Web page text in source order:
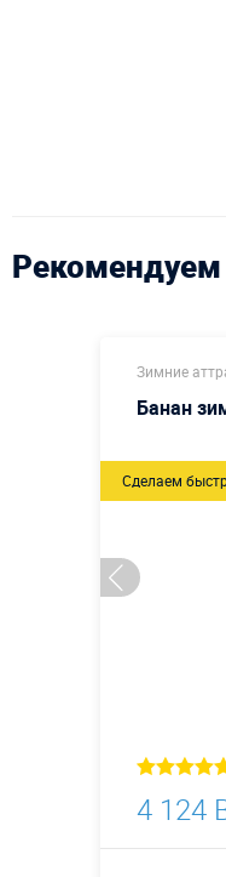
Зимние
Банан
Сделаем
4 124